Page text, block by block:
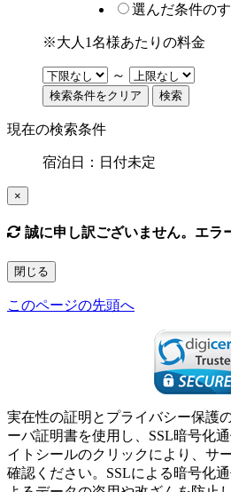
選んだ条件の
※大人1名様あたりの料金
～
検索条件をクリア 検索
現在の検索条件
宿泊日：日付未定
×
誠に申し訳ございません。エラ
閉じる
このページの先頭へ
実在性の証明とプライバシー保護
ーバ証明書を使用し、SSL暗号化
イトシールのクリックにより、サ
確認ください。SSLによる暗号化